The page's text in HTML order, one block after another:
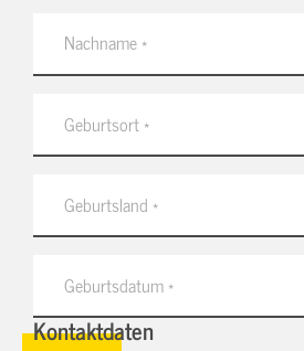
Kontaktdaten